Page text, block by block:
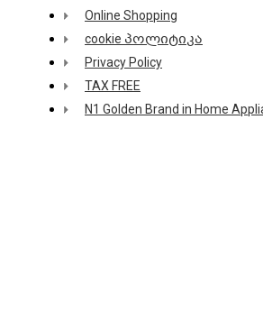
Online Shopping
cookie პოლიტიკა
Privacy Policy
TAX FREE
N1 Golden Brand in Home